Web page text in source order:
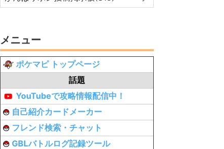
メニュー
ポケマピ トップページ
話題
YouTubeで攻略情報配信中！
自己紹介カードメーカー
フレンド検索・チャット
GBLバトルログ記録ツール